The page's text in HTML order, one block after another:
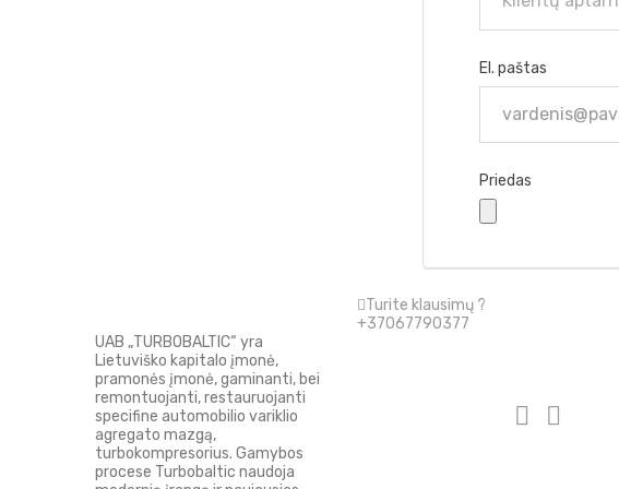
El. paštas
Priedas
Turite klausimų ?
+37067790377
UAB „TURBOBALTIC“ yra
Lietuviško kapitalo įmonė,
pramonės įmonė, gaminanti, bei
remontuojanti, restauruojanti
specifine automobilio variklio
agregato mazgą,
turbokompresorius. Gamybos
procese Turbobaltic naudoja
 